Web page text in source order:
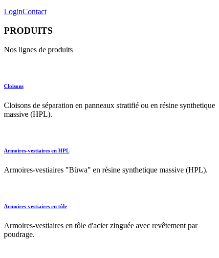
LoginContact
PRODUITS
Nos lignes de produits
Cloisons
Cloisons de séparation en panneaux stratifié ou en résine synthetique
massive (HPL).
Armoires-vestiaires en HPL
Armoires-vestiaires "Büwa" en résine synthetique massive (HPL).
Armoires-vestiaires en tôle
Armoires-vestiaires en tôle d'acier zinguée avec revêtement par
poudrage.